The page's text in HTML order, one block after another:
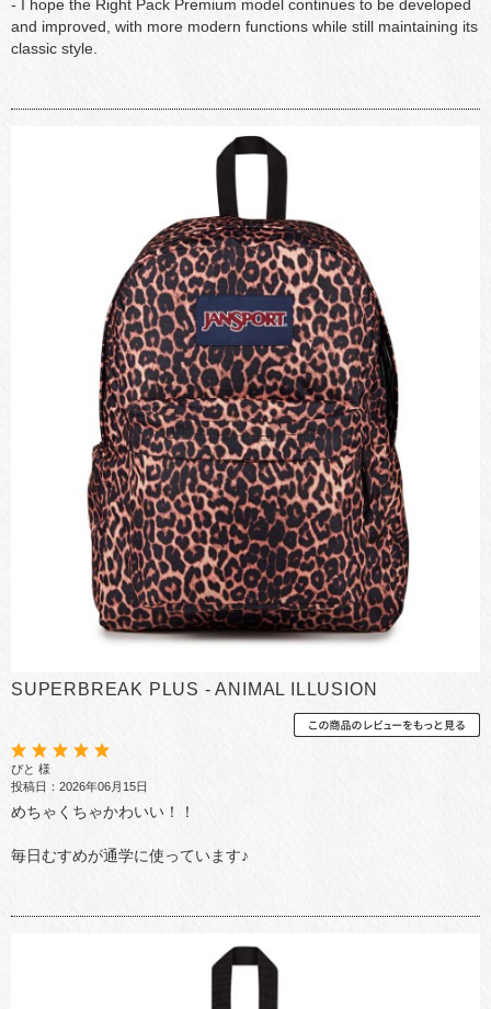
- I hope the Right Pack Premium model continues to be developed
and improved, with more modern functions while still maintaining its
classic style.
SUPERBREAK PLUS - ANIMAL ILLUSION
ぴと 様
投稿日：2026年06月15日
めちゃくちゃかわいい！！
毎日むすめが通学に使っています♪